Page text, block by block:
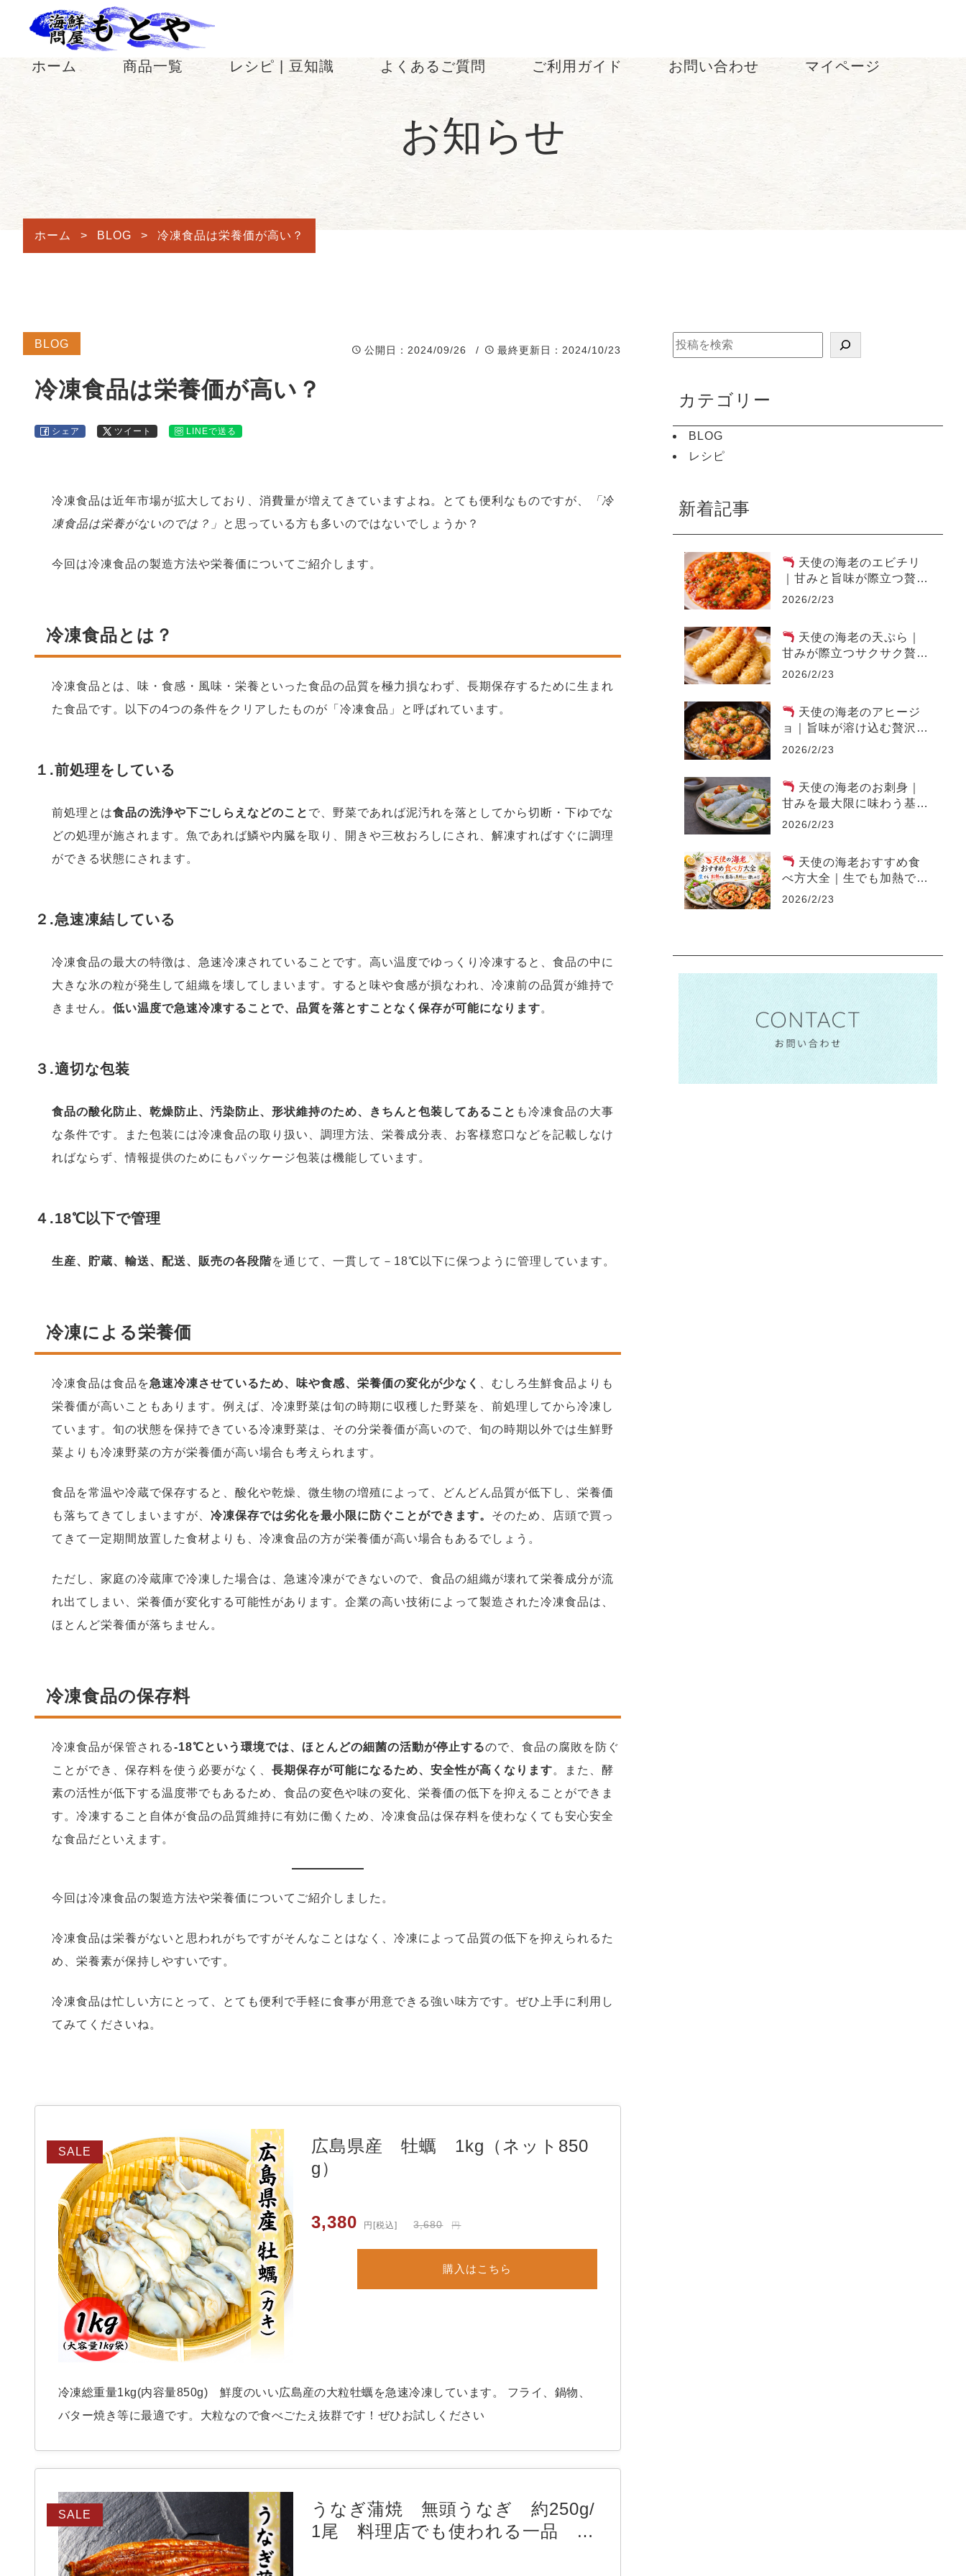
ホーム 商品一覧 レシピ | 豆知識 よくあるご質問 ご利用ガイド
プライバシーポリシ
お問い合わせ マイページ
お気に入り
お知らせ
ホーム > BLOG > 冷凍食品は栄養価が高い？
BLOG
公開日 ：2024/09/26 / 最終更新日 ：2024/10/23
冷凍食品は栄養価が高い？
シェア ツイート LINEで送る
冷凍食品は近年市場が拡大しており、消費量が増えてきていますよね。とても便利なものですが、
「冷
凍食品は栄養がないのでは？」
と思っている方も多いのではないでしょうか？
今回は冷凍食品の製造方法や栄養価についてご紹介します。
冷凍食品とは？
冷凍食品とは、味・食感・風味・栄養といった食品の品質を極力損なわず、長期保存するために生まれ
た食品です。以下の4つの条件をクリアしたものが「冷凍食品」と呼ばれています。
１.前処理をしている
前処理とは食品の洗浄や下ごしらえなどのこと で、野菜であれば泥汚れを落としてから切断・下ゆでな
どの処理が施されます。魚であれば鱗や内臓を取り、開きや三枚おろしにされ、解凍すればすぐに調理
ができる状態にされます。
２.急速凍結している
冷凍食品の最大の特徴は、急速冷凍されていることです。高い温度でゆっくり冷凍すると、食品の中に
大きな氷の粒が発生して組織を壊してしまいます。すると味や食感が損なわれ、冷凍前の品質が維持で
きません。 低い温度で急速冷凍することで、品質を落とすことなく保存が可能になります。
３.適切な包装
食品の酸化防止、乾燥防止、汚染防止、形状維持のため、きちんと包装してあること も冷凍食品の大事
な条件です。また包装には冷凍食品の取り扱い、調理方法、栄養成分表、お客様窓口などを記載しなけ
ればならず、情報提供のためにもパッケージ包装は機能しています。
４.18℃以下で管理
生産、貯蔵、輸送、配送、販売の各段階を通じて、一貫して－18℃以下に保つように管理しています。
冷凍による栄養価
冷凍食品は食品を急速冷凍させているため、味や食感、栄養価の変化が少なく
、むしろ生鮮食品よりも
栄養価が高いこともあります。例えば、冷凍野菜は旬の時期に収穫した野菜を、前処理してから冷凍し
ています。旬の状態を保持できている冷凍野菜は、その分栄養価が高いので、旬の時期以外では生鮮野
菜よりも冷凍野菜の方が栄養価が高い場合も考えられます。
食品を常温や冷蔵で保存すると、酸化や乾燥、微生物の増殖によって、どんどん品質が低下し、栄養価
も落ちてきてしまいますが、 冷凍保存では劣化を最小限に防ぐことができます。 そのため、店頭で買っ
てきて一定期間放置した食材よりも、冷凍食品の方が栄養価が高い場合もあるでしょう。
ただし、家庭の冷蔵庫で冷凍した場合は、急速冷凍ができないので、食品の組織が壊れて栄養成分が流
れ出てしまい、栄養価が変化する可能性があります。企業の高い技術によって製造された冷凍食品は、
ほとんど栄養価が落ちません。
冷凍食品の保存料
冷凍食品が保管される-18℃という環境では、ほとんどの細菌の活動が停止するので、食品の腐敗を防ぐ
ことができ、保存料を使う必要がなく、 長期保存が可能になるため、安全性が高くなります。また、酵
素の活性が低下する温度帯でもあるため、食品の変色や味の変化、栄養価の低下を抑えることができま
す。冷凍すること自体が食品の品質維持に有効に働くため、冷凍食品は保存料を使わなくても安心安全
な食品だといえます。
今回は冷凍食品の製造方法や栄養価についてご紹介しました。
冷凍食品は栄養がないと思われがちですがそんなことはなく、冷凍によって品質の低下を抑えられるた
め、栄養素が保持しやすいです。
冷凍食品は忙しい方にとって、とても便利で手軽に食事が用意できる強い味方です。ぜひ上手に利用し
てみてくださいね。
広島県産 牡蠣 1kg（ネット850
g）
3,680 円
元
0
円
し
3,380 円
現
8
0
で
[税込]
購入はこちら
冷凍総重量1kg(内容量850g) 鮮度のいい広島産の大粒牡蠣を急速冷凍しています。 フライ、鍋物、
バター焼き等に最適です。大粒なので食べごたえ抜群です！ぜひお試しください
SALE
うなぎ蒲焼 無頭うなぎ 約250g/
1尾 料理店でも使われる一品 真
SALE
索
カテゴリー
BLOG
レシピ
新着記事
天使の海老のエビチリ
｜甘みと旨味が際立つ贅沢
中華
2026/2/23
天使の海老の天ぷら｜
甘みが際立つサクサク贅沢
レシピ
2026/2/23
天使の海老のアヒージ
ョ｜旨味が溶け込む贅沢オ
イル料理
2026/2/23
天使の海老のお刺身｜
甘みを最大限に味わう基本
レシピ
2026/2/23
天使の海老おすすめ食
べ方大全｜生でも加熱でも
最高に美味しい楽しみ方
2026/2/23